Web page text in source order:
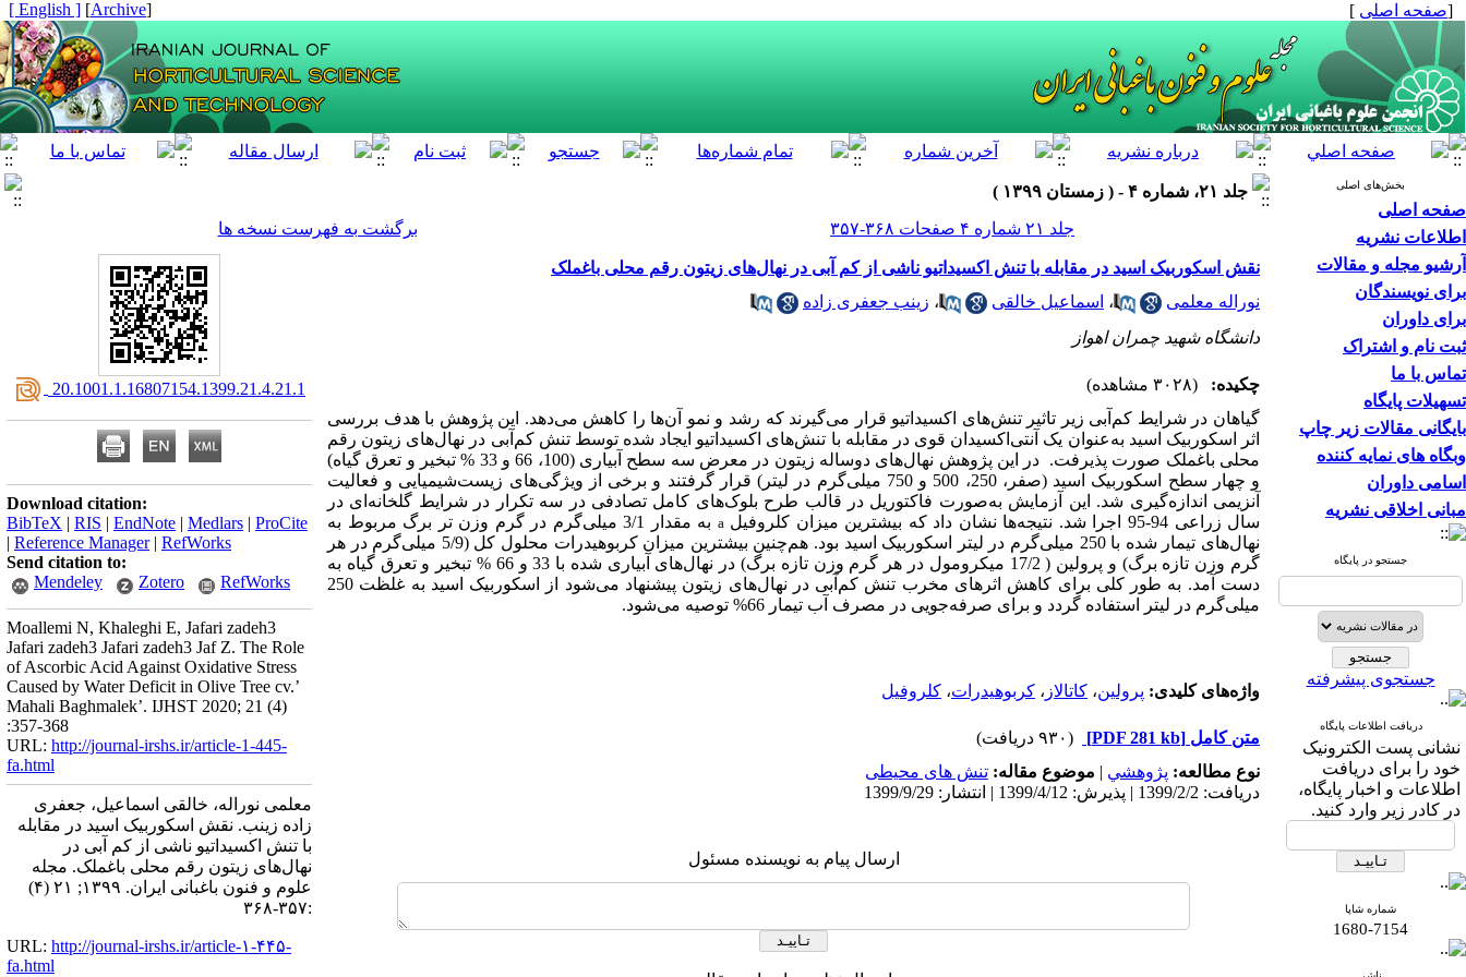
[صفحه اصلی ]
[
Archive
]
[ English ]
بخش‌های اصلی
صفحه اصلی
اطلاعات نشریه
آرشیو مجله و مقالات
برای نویسندگان
برای داوران
ثبت نام و اشتراک
تماس با ما
تسهیلات پایگاه
بایگانی مقالات زیر چاپ
وبگاه های نمایه کننده
اسامی داوران
مبانی اخلاقی نشریه
جستجو در پایگاه
جستجوی پیشرفته
دریافت اطلاعات پایگاه
نشانی پست الکترونیک
خود را برای دریافت
اطلاعات و اخبار پایگاه،
در کادر زیر وارد کنید.
شماره شاپا
1680-7154
جلد ۲۱، شماره ۴ - ( زمستان ۱۳۹۹ )
جلد ۲۱ شماره ۴ صفحات ۳۶۸-۳۵۷
برگشت به فهرست نسخه ها
نقش اسکوربیک ‌اسید در مقابله با تنش اکسیداتیو ناشی از کم آبی در نهال‌های زیتون رقم محلی باغملک
نوراله معلمی
، اسماعیل خالقی ، زینب جعفری زاده
دانشگاه شهید چمران اهواز
چکیده:
(۳۰۲۸ مشاهده)
گیاهان در شرایط کم‌آبی زیر تاثیر تنش‌های اکسیداتیو قرار می‌گیرند که رشد و نمو آن‌ها را کاهش می‌دهد. این پژوهش با هدف بررسی
اثر اسکوربیک ‌اسید به‌عنوان یک آنتی‌اکسیدان قوی در مقابله با تنش‌های اکسیداتیو ایجاد شده توسط تنش کم‌‌آبی در نهال‌های زیتون رقم
محلی باغملک صورت پذیرفت. در این پژوهش نهال‌های دوساله زیتون در معرض سه سطح آبیاری (100، 66 و 33 % تبخیر و تعرق گیاه)
و چهار سطح اسکوربیک ‌اسید (صفر، 250، 500 و 750 میلی‌گرم در لیتر) قرار گرفتند و برخی از ویژگی‌های زیست‌شیمیایی و فعالیت
آنزیمی اندازه‌گیری شد. این آزمایش به‌صورت فاکتوریل در قالب طرح بلوک‌های کامل تصادفی در سه تکرار در شرایط گلخانه‌ای در
سال زراعی 94-95 اجرا شد. نتیجه‌ها نشان داد که بیشترین میزان کلروفیل
a
به مقدار 3/1 میلی‌گرم در گرم وزن تر برگ مربوط به
نهال‌های تیمار شده با 250 میلی‌گرم در لیتر اسکوربیک ‌اسید بود. هم‌چنین بیشترین میزان کربوهیدرات محلول کل (5/9 میلی‌گرم در هر
گرم وزن تازه برگ)
و پرولین ( 17/2 میکرو‌مول در هر گرم وزن تازه برگ) در نهال‌های آبیاری شده با 33 و 66 % تبخیر و تعرق گیاه به
‌دست آمد. به طور کلی برای کاهش اثرهای مخرب تنش کم‌آبی در نهال‌های زیتون پیشنهاد می‌شود از اسکوربیک ‌اسید به غلظت‌ 250
میلی‌گرم در لیتر استفاده گردد و برای صرفه‌جویی در مصرف آب تیمار 66‌% توصیه می‌شود.
واژه‌های کلیدی: پرولین، کاتالاز ، کربوهیدرات، کلروفیل
متن کامل [PDF 281 kb]
(۹۳۰ دریافت)
نوع مطالعه: پژوهشي | موضوع مقاله: تنش های محیطی
دریافت: 1399/2/2 | پذیرش: 1399/4/12 | انتشار: 1399/9/29
ارسال پیام به نویسنده مسئول
‎ 20.1001.1.16807154.1399.21.4.21.1
Download citation:
BibTeX | RIS | EndNote | Medlars | ProCite
| Reference Manager| RefWorks
Send citation to:
Mendeley
Zotero RefWorks
Moallemi N, Khaleghi E, Jafari zadeh3
Jafari zadeh3 Jafari zadeh3 Jaf Z. The Role
of Ascorbic Acid Against Oxidative Stress
Caused by Water Deficit in Olive Tree cv.’
Mahali Baghmalek’. IJHST 2020; 21 (4)
:357-368
URL: http://journal-irshs.ir/article-1-445-
fa.html
معلمی نوراله، خالقی اسماعیل، جعفری
زاده زینب. نقش اسکوربیک ‌اسید در مقابله
با تنش اکسیداتیو ناشی از کم آبی در
نهال‌های زیتون رقم محلی باغملک. مجله
علوم و فنون باغبانی ایران. ۱۳۹۹; ۲۱ (۴)
:۳۵۷-۳۶۸
URL: http://journal-irshs.ir/article-۱-۴۴۵-
fa.html